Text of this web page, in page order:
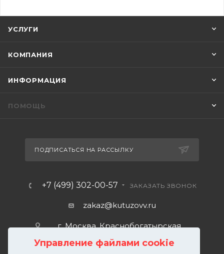
Управление файлами cookie
УСЛУГИ
КОМПАНИЯ
ИНФОРМАЦИЯ
ПОМОЩЬ
ПОДПИСАТЬСЯ НА РАССЫЛКУ
+7 (499) 302-00-57 ЗАКАЗАТЬ ЗВОНОК
zakaz@kutuzovv.ru
г. Москва, Краснобогатырская